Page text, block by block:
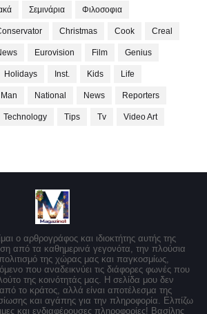
Σεμινάρια Φιλοσοφια
Christmas Cook Creal
Eurovision Film Genius
Holidays Inst. Kids Life
Man National News Reporters
Technology Tips Tv Video Art
ο αρθρογράφος και ιδιοκτήτης αυτής της
από τα καθημερινά γεγονότα, την πλούσια
πολιτισμό της χώρας μας και παγκοσμίως,
που αναδεικνύει τις διάφορες φωνές που
της κοινότητάς μας. Η σελίδα μου δεν
από το κράτος, αλλά είναι αποτέλεσμα της
και αγάπης για την πληροφορία. Ελπίζω
και ενδιαφέρουσες πληροφορίες! Βασίλης